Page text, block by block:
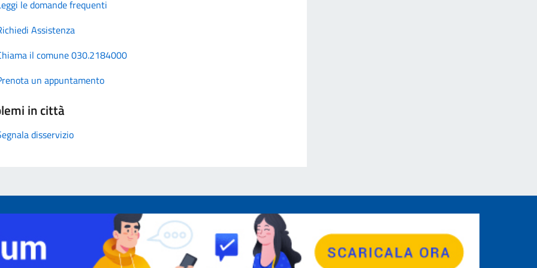
le domande frequenti
Assistenza
il comune 030.2184000
un appuntamento
in città
disservizio